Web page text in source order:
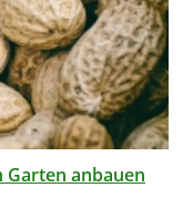
Garten anbauen